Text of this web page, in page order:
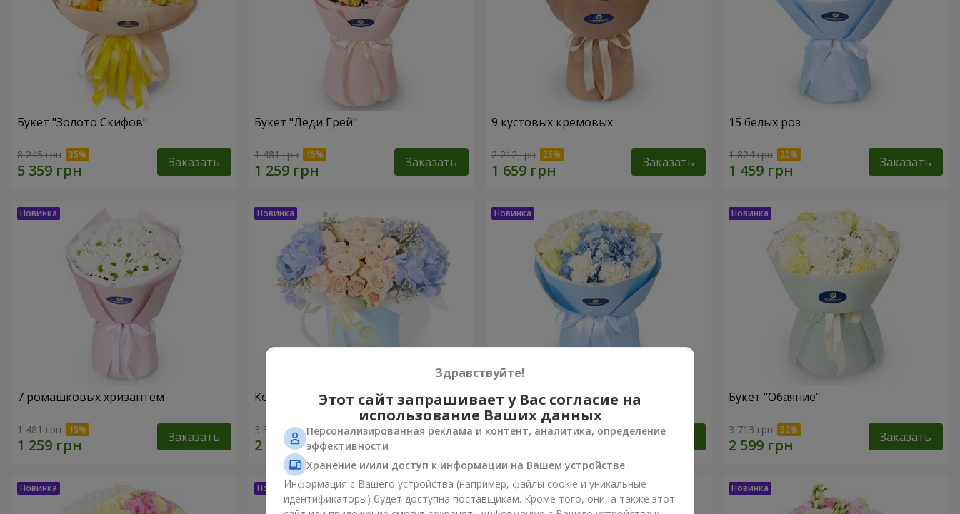
Букет "Золото Скифов"
8 245 грн Заказать
Букет "Леди Грей"
1 481 грн Заказать
9 кустовых кремовых
2 212 грн Заказать
15 белых роз
1 824 грн Заказать
7 ромашковых хризантем
1 481 грн Заказать
Композиция "Окленд"
3 364 грн Заказать
Букет "Sia"
3 465 грн Заказать
Букет "Обаяние"
3 713 грн Заказать
Здравствуйте!
Этот сайт запрашивает у Вас согласие на
использование Ваших данных
Персонализированная реклама и контент, аналитика, определение
эффективности
Хранение и/или доступ к информации на Вашем устройстве
Информация с Вашего устройства (например, файлы cookie и уникальные
идентификаторы) будет доступна поставщикам. Кроме того, они, а также этот